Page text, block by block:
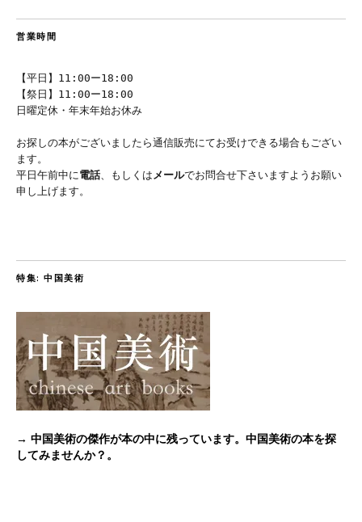
営業時間
【平日】11:00ー18:00
【祭日】11:00ー18:00
日曜定休・年末年始お休み
お探しの本がございましたら通信販売にてお受けできる場合もござい
ます。
平日午前中に 電話 、もしくは メールでお問合せ下さいますようお願い
申し上げます。
特集: 中国美術
→ 中国美術の傑作が本の中に残っています。中国美術の本を探
してみませんか？。